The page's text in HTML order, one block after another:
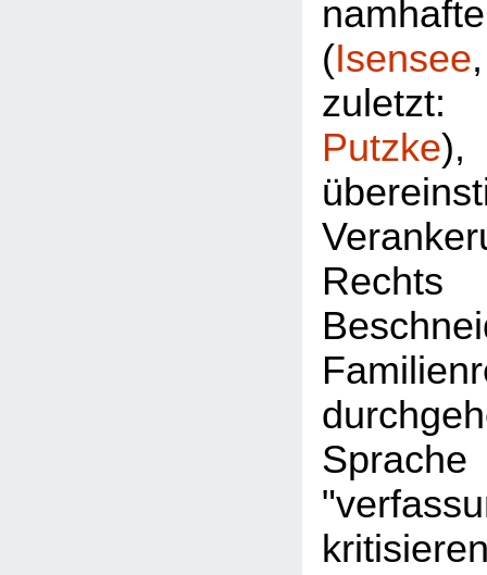
(Isensee
Putzke